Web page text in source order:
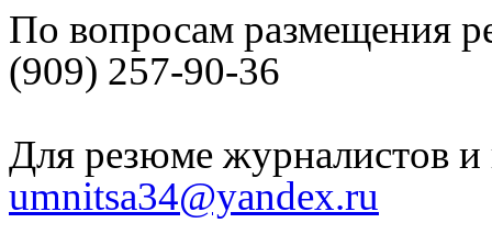
По вопросам размещения
(909) 257-90-36
Для резюме журналистов и
umnitsa34@yandex.ru